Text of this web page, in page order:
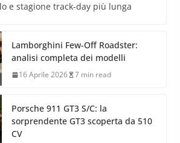
e stagione track-day più lunga
Lamborghini Few-Off Roadster:
analisi completa dei modelli
16 Aprile 2026 7 min read
Porsche 911 GT3 S/C: la
sorprendente GT3 scoperta da 510
CV